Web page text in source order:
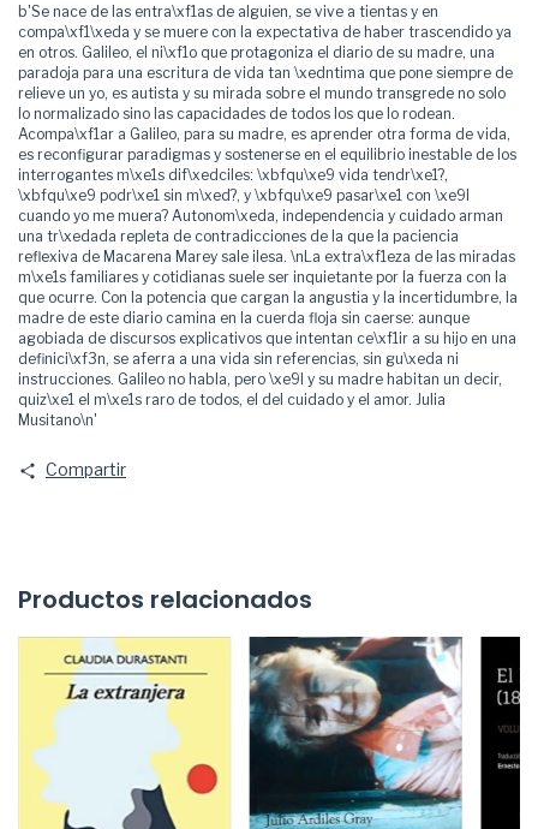
b'Se nace de las entra\xf1as de alguien, se vive a tientas y en
compa\xf1\xeda y se muere con la expectativa de haber trascendido ya
en otros. Galileo, el ni\xf1o que protagoniza el diario de su madre, una
paradoja para una escritura de vida tan \xedntima que pone siempre de
relieve un yo, es autista y su mirada sobre el mundo transgrede no solo
lo normalizado sino las capacidades de todos los que lo rodean.
Acompa\xf1ar a Galileo, para su madre, es aprender otra forma de vida,
es reconfigurar paradigmas y sostenerse en el equilibrio inestable de los
interrogantes m\xe1s dif\xedciles: \xbfqu\xe9 vida tendr\xe1?,
\xbfqu\xe9 podr\xe1 sin m\xed?, y \xbfqu\xe9 pasar\xe1 con \xe9l
cuando yo me muera? Autonom\xeda, independencia y cuidado arman
una tr\xedada repleta de contradicciones de la que la paciencia
reflexiva de Macarena Marey sale ilesa. \nLa extra\xf1eza de las miradas
m\xe1s familiares y cotidianas suele ser inquietante por la fuerza con la
que ocurre. Con la potencia que cargan la angustia y la incertidumbre, la
madre de este diario camina en la cuerda floja sin caerse: aunque
agobiada de discursos explicativos que intentan ce\xf1ir a su hijo en una
definici\xf3n, se aferra a una vida sin referencias, sin gu\xeda ni
instrucciones. Galileo no habla, pero \xe9l y su madre habitan un decir,
quiz\xe1 el m\xe1s raro de todos, el del cuidado y el amor. Julia
Musitano\n'
Compartir
Productos relacionados